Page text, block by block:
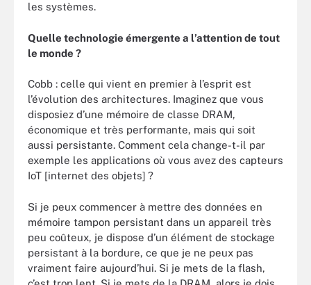
les systèmes.
Quelle technologie émergente a l’attention de tout
le monde ?
Cobb : celle qui vient en premier à l’esprit est
l’évolution des architectures. Imaginez que vous
disposiez d’une mémoire de classe DRAM,
économique et très performante, mais qui soit
aussi persistante. Comment cela change-t-il par
exemple les applications où vous avez des capteurs
IoT [internet des objets] ?
Si je peux commencer à mettre des données en
mémoire tampon persistant dans un appareil très
peu coûteux, je dispose d’un élément de stockage
persistant à la bordure, ce que je ne peux pas
vraiment faire aujourd’hui. Si je mets de la flash,